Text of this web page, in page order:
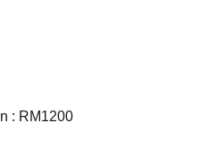
: RM1200